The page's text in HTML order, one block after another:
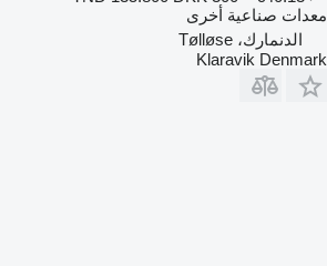
معدات صناعية أخرى
الدنمارك، Tølløse
Klaravik Denmark